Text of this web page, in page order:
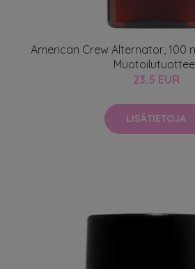
American Crew Alternator, 100
23.5 EUR
LISÄTIETOJA